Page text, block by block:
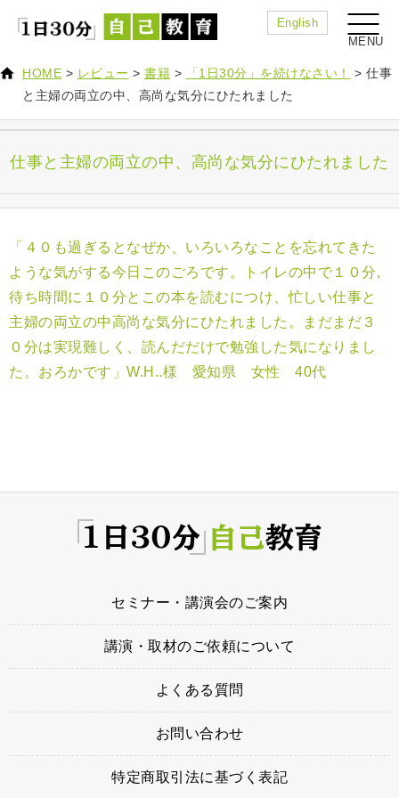
English
HOME > レビュー > 書籍 > 「1日30分」を続けなさい！ > 仕事
と主婦の両立の中、高尚な気分にひたれました
仕事と主婦の両立の中、高尚な気分にひたれました
「４０も過ぎるとなぜか、いろいろなことを忘れてきた
ような気がする今日このごろです。トイレの中で１０分,
待ち時間に１０分とこの本を読むにつけ、忙しい仕事と
主婦の両立の中高尚な気分にひたれました。まだまだ３
０分は実現難しく、読んだだけで勉強した気になりまし
た。おろかです」W.H..様 愛知県 女性 40代
セミナー・講演会のご案内
講演・取材のご依頼について
よくある質問
お問い合わせ
特定商取引法に基づく表記